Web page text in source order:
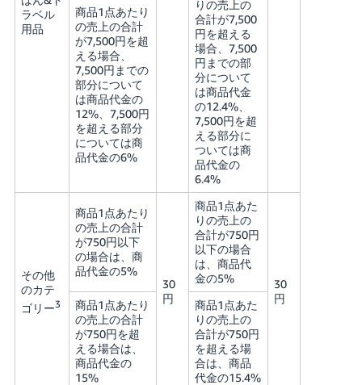
ラベル
用品
商品1点あたり
の売上の合計
が7,500円を超
える場合、
7,500円までの
部分について
は商品代金の
12%、7,500円
を超える部分
については商
品代金の6%
りの売上の
合計が7,500
円を超える
場合、7,500
円までの部
分について
は商品代金
の12.4%、
7,500円を超
える部分に
ついては商
品代金の
6.4%
その他
のカテ
ゴリー3
商品1点あたり
の売上の合計
が750円以下
の場合は、商
品代金の5%
30
円
商品1点あた
りの売上の
合計が750円
以下の場合
は、商品代
金の5%
30
円
商品1点あたり
の売上の合計
が750円を超
える場合は、
商品代金の
15%
商品1点あた
りの売上の
合計が750円
を超える場
合は、商品
代金の15.4%